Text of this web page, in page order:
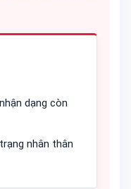
dạng còn
nhân thân